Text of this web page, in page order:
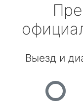
Выезд и